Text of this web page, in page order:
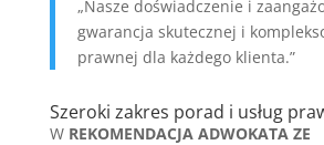
„Nasze doświadczenie i
gwarancja skutecznej i
prawnej dla każdego klienta.”
Szeroki zakres porad i usług
W REKOMENDACJA ADWOKATA ZE